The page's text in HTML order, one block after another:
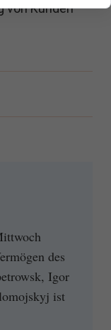
von Kunden
des
Igor
ist